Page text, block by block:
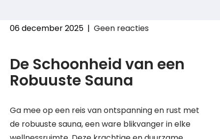
06 december 2025 | Geen reacties
De Schoonheid van een
Robuuste Sauna
Ga mee op een reis van ontspanning en rust met
de robuuste sauna, een ware blikvanger in elke